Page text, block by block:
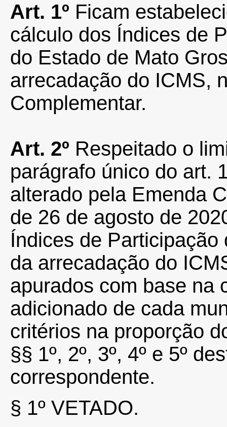
Art. 1º Ficam
cálculo dos Índices de
do Estado de Mato
arrecadação do ICMS,
Complementar.
Art. 2º Respeitado o
parágrafo único do art.
alterado pela Emenda
de 26 de agosto de
Índices de
da arrecadação do
apurados com base na
adicionado de cada
critérios na proporção
§§ 1º, 2º, 3º, 4º e 5º
correspondente.
§ 1º VETADO.